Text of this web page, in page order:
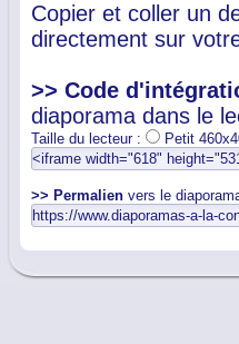
Copier et coller un
directement sur
>> Code
diaporama dans le
Taille du lecteur : Petit
>> Permalien vers le